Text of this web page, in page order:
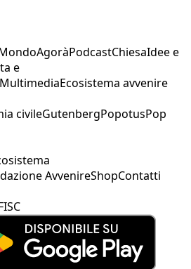
AgoràPodcastChiesaIdee e
e
MultimediaEcosistema avvenire
civileGutenbergPopotusPop
AvvenireShopContatti